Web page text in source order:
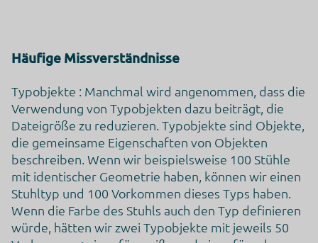
Häufige Missverständnisse
Typobjekte : Manchmal wird angenommen, dass die
Verwendung von Typobjekten dazu beiträgt, die
Dateigröße zu reduzieren. Typobjekte sind Objekte,
die gemeinsame Eigenschaften von Objekten
beschreiben. Wenn wir beispielsweise 100 Stühle
mit identischer Geometrie haben, können wir einen
Stuhltyp und 100 Vorkommen dieses Typs haben.
Wenn die Farbe des Stuhls auch den Typ definieren
würde, hätten wir zwei Typobjekte mit jeweils 50
eine Liste der Länder, in die die Daten übertragen werden. Dies
Weltweit
Klicken Sie hier, um die Datenschutzbestimmungen des
Datenverarbeiters zu lesen
https://policies.google.com/privacy?hl=en
Klicken Sie hier, um auf allen Domains des verarbeitenden
Unternehmens zu widerrufen
https://safety.google/privacy/privacy-controls/
Klicken Sie hier, um die Cookie-Richtlinie des Datenverarbeiters